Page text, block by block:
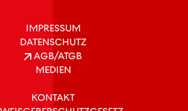
IMPRESSUM
DATENSCHUTZ
AGB/ATGB
MEDIEN
KONTAKT